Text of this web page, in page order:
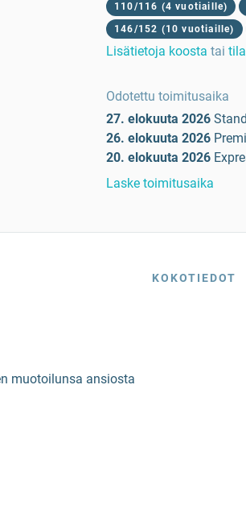
110/116 (4 vuotiaille)
146/152 (10 vuotiaille)
Lisätietoja koosta tai
Odotettu toimitusaika
27. elokuuta 2026
26. elokuuta 2026
20. elokuuta 2026
Laske toimitusaika
KOKOTIEDOT
muotoilunsa ansiosta